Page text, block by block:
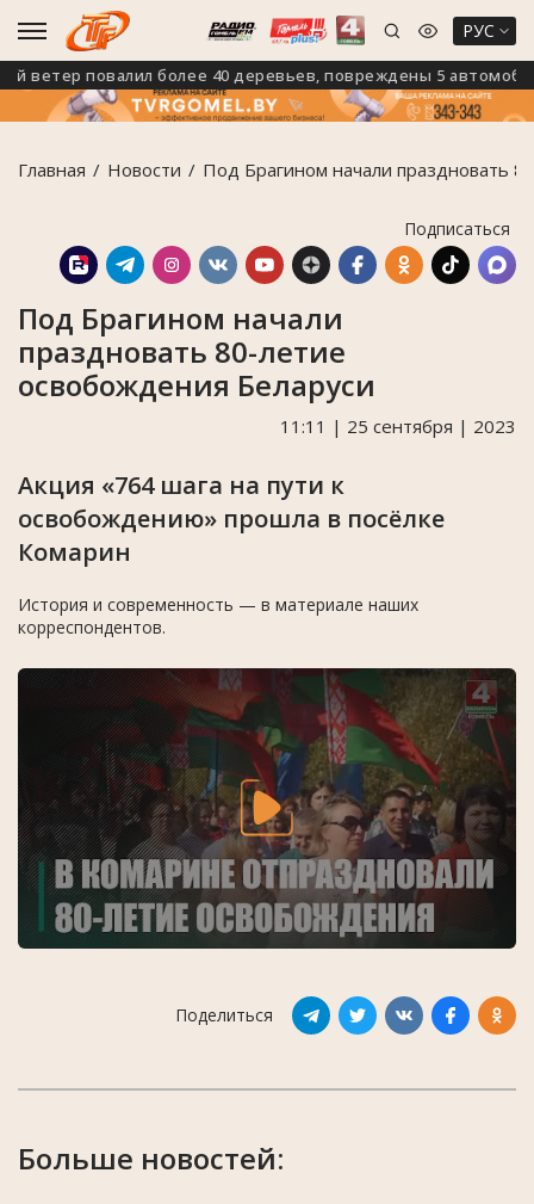
РУС
повалил более 40 деревьев, повреждены 5 автомобилей
Главная Новости Под Брагином начали праздновать
Подписаться
Под Брагином начали
праздновать 80-летие
освобождения Беларуси
11:11 | 25 сентября | 2023
Акция «764 шага на пути к
освобождению» прошла в посёлке
Комарин
История и современность — в материале наших
корреспондентов.
Поделиться
Больше новостей: